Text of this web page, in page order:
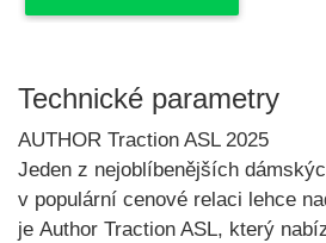
Technické parametry
AUTHOR Traction ASL 2025
Jeden z nejoblíbenějších
v populární cenové relaci lehce
je Author Traction ASL, který